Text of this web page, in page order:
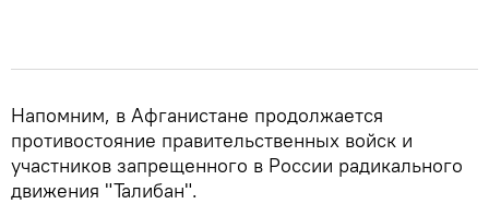
Напомним, в Афганистане продолжается
противостояние правительственных войск и
участников запрещенного в России радикального
движения "Талибан".